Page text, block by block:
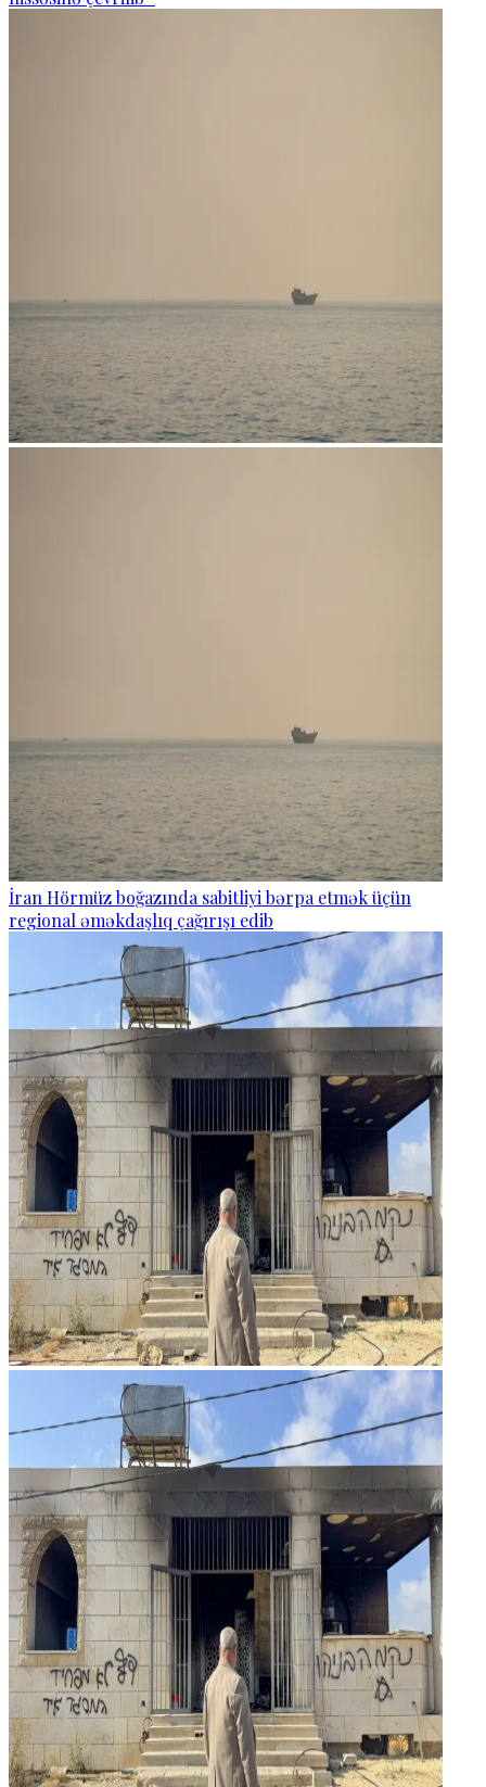
İran Hörmüz boğazında sabitliyi bərpa etmək üçün
regional əməkdaşlıq çağırışı edib